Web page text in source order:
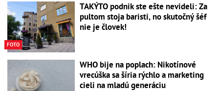
FOTO
TAKÝTO podnik ste ešte nevideli: Za
pultom stoja baristi, no skutočný šéf
nie je človek!
WHO bije na poplach: Nikotínové
vrecúška sa šíria rýchlo a marketing
cieli na mladú generáciu